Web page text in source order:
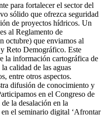
para fortalecer el sector del
sólido que ofrezca seguridad
de proyectos hídricos. Un
al Reglamento de
octubre) que enviamos al
Reto Demográfico. Este
la información cartográfica de
calidad de las aguas
entre otros aspectos.
difusión de conocimiento y
en el Congreso de
la desalación en la
el seminario digital ‘Afrontar